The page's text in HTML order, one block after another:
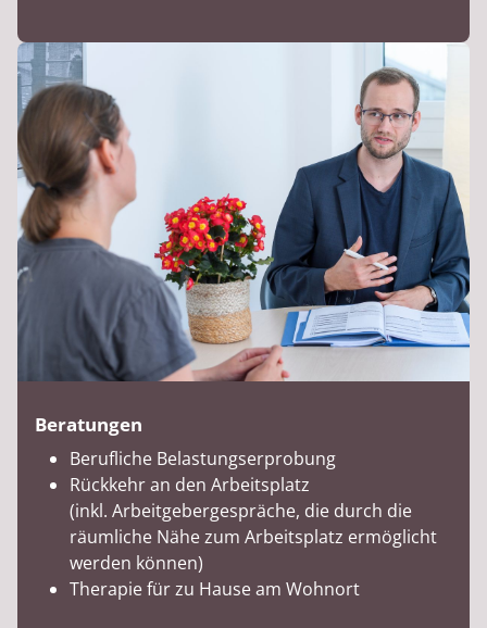
Beratungen
Berufliche Belastungserprobung
Rückkehr an den Arbeitsplatz
(inkl. Arbeitgebergespräche, die durch die
räumliche Nähe zum Arbeitsplatz ermöglicht
werden können)
Therapie für zu Hause am Wohnort